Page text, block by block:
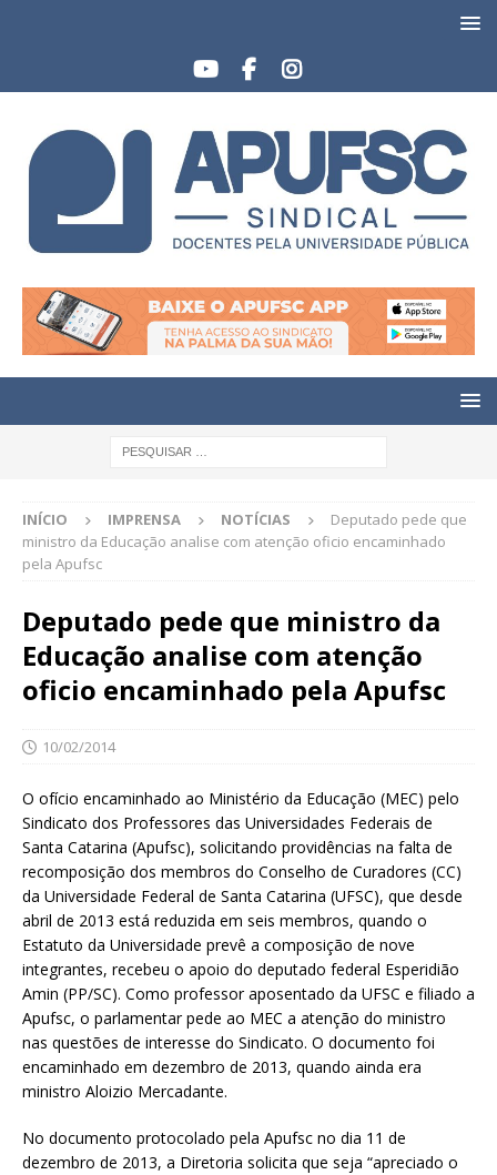
INÍCIO IMPRENSA NOTÍCIAS
Deputado pede que
ministro da Educação analise com atenção oficio encaminhado
pela Apufsc
Deputado pede que ministro da
Educação analise com atenção
oficio encaminhado pela Apufsc
10/02/2014
O ofício encaminhado ao Ministério da Educação (MEC) pelo
Sindicato dos Professores das Universidades Federais de
Santa Catarina (Apufsc), solicitando providências na falta de
recomposição dos membros do Conselho de Curadores (CC)
da Universidade Federal de Santa Catarina (UFSC), que desde
abril de 2013 está reduzida em seis membros, quando o
Estatuto da Universidade prevê a composição de nove
integrantes, recebeu o apoio do deputado federal Esperidião
Amin (PP/SC). Como professor aposentado da UFSC e filiado a
Apufsc, o parlamentar pede ao MEC a atenção do ministro
nas questões de interesse do Sindicato. O documento foi
encaminhado em dezembro de 2013, quando ainda era
ministro Aloizio Mercadante.
No documento protocolado pela Apufsc no dia 11 de
dezembro de 2013, a Diretoria solicita que seja “apreciado o